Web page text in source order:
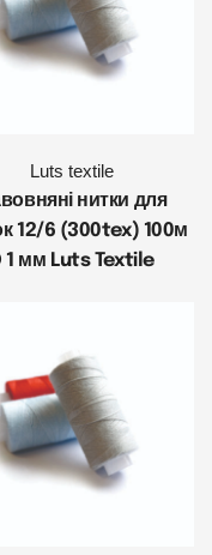
Luts textile
нитки для
12/6 (300tex) 100м
1 мм Luts Textile